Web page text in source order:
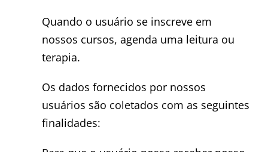
Quando o usuário se inscreve em
nossos cursos, agenda uma leitura ou
terapia.
Os dados fornecidos por nossos
usuários são coletados com as seguintes
finalidades: